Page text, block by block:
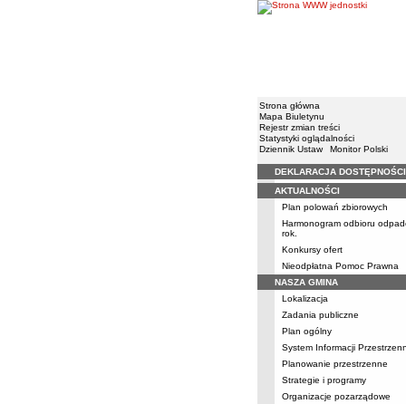
Strona główna
Mapa Biuletynu
Rejestr zmian treści
Statystyki oglądalności
Dziennik Ustaw
Monitor Polski
Menu
DEKLARACJA DOSTĘPNOŚCI
AKTUALNOŚCI
Plan polowań zbiorowych
Harmonogram odbioru
rok.
Konkursy ofert
Nieodpłatna Pomoc Prawna
NASZA GMINA
Lokalizacja
Zadania publiczne
Plan ogólny
System Informacji
Planowanie przestrzenne
Strategie i programy
Organizacje pozarządowe